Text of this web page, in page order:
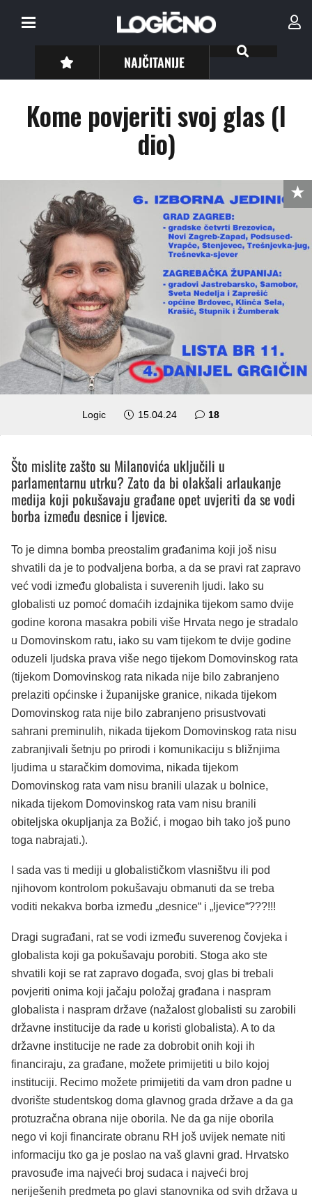
NAJČITANIJE
Kome povjeriti svoj glas (I
dio)
Logic 15.04.24 18komentara
Što mislite zašto su Milanovića uključili u
parlamentarnu utrku? Zato da bi olakšali arlaukanje
medija koji pokušavaju građane opet uvjeriti da se vodi
borba između desnice i ljevice.
To je dimna bomba preostalim građanima koji još nisu
shvatili da je to podvaljena borba, a da se pravi rat zapravo
već vodi između globalista i suverenih ljudi. Iako su
globalisti uz pomoć domaćih izdajnika tijekom samo dvije
godine korona masakra pobili više Hrvata nego je stradalo
u Domovinskom ratu, iako su vam tijekom te dvije godine
oduzeli ljudska prava više nego tijekom Domovinskog rata
(tijekom Domovinskog rata nikada nije bilo zabranjeno
prelaziti općinske i županijske granice, nikada tijekom
Domovinskog rata nije bilo zabranjeno prisustvovati
sahrani preminulih, nikada tijekom Domovinskog rata nisu
zabranjivali šetnju po prirodi i komunikaciju s bližnjima
ljudima u staračkim domovima, nikada tijekom
Domovinskog rata vam nisu branili ulazak u bolnice,
nikada tijekom Domovinskog rata vam nisu branili
obiteljska okupljanja za Božić, i mogao bih tako još puno
toga nabrajati.).
I sada vas ti mediji u globalističkom vlasništvu ili pod
njihovom kontrolom pokušavaju obmanuti da se treba
voditi nekakva borba između „desnice“ i „ljevice“???!!!
Dragi sugrađani, rat se vodi između suverenog čovjeka i
globalista koji ga pokušavaju porobiti. Stoga ako ste
shvatili koji se rat zapravo događa, svoj glas bi trebali
povjeriti onima koji jačaju položaj građana i naspram
globalista i naspram države (nažalost globalisti su zarobili
državne institucije da rade u koristi globalista). A to da
državne institucije ne rade za dobrobit onih koji ih
financiraju, za građane, možete primijetiti u bilo kojoj
instituciji. Recimo možete primijetiti da vam dron padne u
dvorište studentskog doma glavnog grada države a da ga
protuzračna obrana nije oborila. Ne da ga nije oborila
nego vi koji financirate obranu RH još uvijek nemate niti
informaciju tko ga je poslao na vaš glavni grad. Hrvatsko
pravosuđe ima najveći broj sudaca i najveći broj
neriješenih predmeta po glavi stanovnika od svih država u